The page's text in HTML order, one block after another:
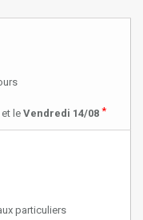
le Vendredi 14/08 *
particuliers